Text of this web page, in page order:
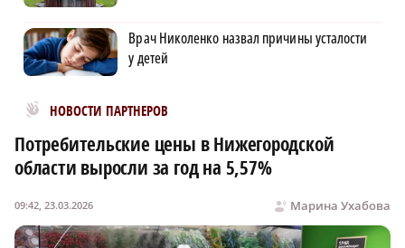
Врач Николенко назвал причины усталости
у детей
НОВОСТИ ПАРТНЕРОВ
Новости МирТесен
Потребительские цены в Нижегородской
области выросли за год на 5,57%
Марина Ухабова
09:42, 23.03.2026